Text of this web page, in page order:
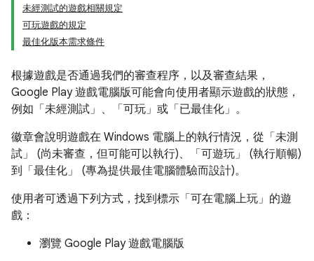
未經測試的遊戲相關規定
可玩遊戲的規定
最佳化版本需求條件
根據遊戲是否通過我們的審查程序，以及審查結果，
Google Play 遊戲電腦版可能會向使用者顯示遊戲的狀態，
例如「未經測試」、「可玩」或「已最佳化」。
徽章會說明遊戲在 Windows 電腦上的執行情況，從「未測
試」
(尚未審查，但可能可以執行)、「可遊玩」
(執行順暢)
到「最佳化」
(專為提供最佳電腦體驗而設計)。
使用者可透過下列方式，找到標示「可在電腦上玩」 的遊
戲：
瀏覽 Google Play 遊戲電腦版